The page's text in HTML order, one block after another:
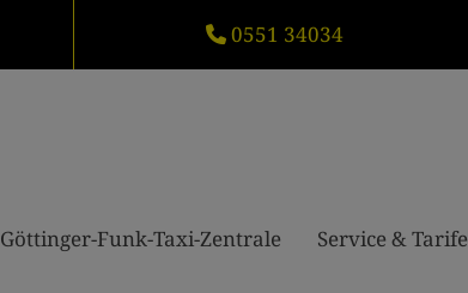
0551 34034
Göttinger-Funk-Taxi-Zentrale Service & Tarife